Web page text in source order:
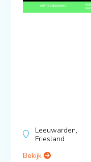
Leeuwarden,
Friesland
Bekijk